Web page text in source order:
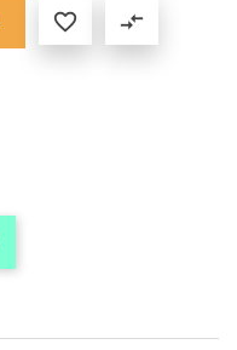
 compare_arrows